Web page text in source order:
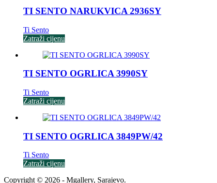
TI SENTO NARUKVICA 2936SY
Ti Sento
Zatraži cijenu
TI SENTO OGRLICA 3990SY
Ti Sento
Zatraži cijenu
TI SENTO OGRLICA 3849PW/42
Ti Sento
Zatraži cijenu
Copyright © 2026 - Mgallery, Sarajevo.